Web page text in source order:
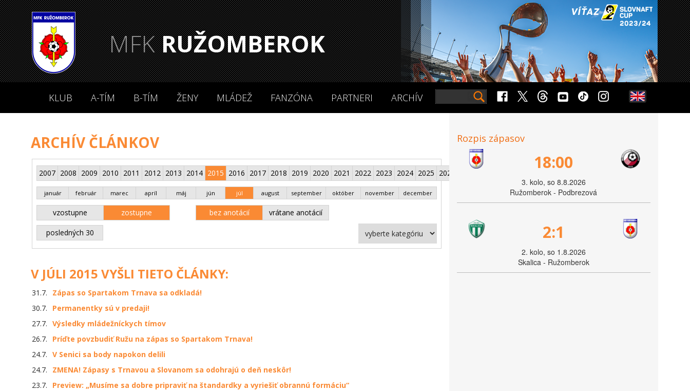
MFKRUŽOMBEROK
KLUB A-TÍM B-TÍM ŽENY MLÁDEŽ FANZÓNA PARTNERI ARCHÍV
ARCHÍV ČLÁNKOV
2007 2008 2009 2010 2011 2012 2013 2014 2015 2016 2017 2018 2019 2020 2021 2022 2023 2024 2025 2026
január február marec apríl máj jún júl august september október november december
vzostupne zostupne bez anotácií vrátane anotácií
posledných 30
V JÚLI 2015 VYŠLI TIETO ČLÁNKY:
31.7.
Zápas so Spartakom Trnava sa odkladá!
30.7.
Permanentky sú v predaji!
27.7. Výsledky mládežníckych tímov
26.7.
Príďte povzbudiť Ružu na zápas so Spartakom Trnava!
24.7. V Senici sa body napokon delili
24.7.
ZMENA! Zápasy s Trnavou a Slovanom sa odohrajú o deň neskôr!
23.7.
Preview: „Musíme sa dobre pripraviť na štandardky a vyriešiť obrannú formáciu“
Rozpis zápasov
18:00
3. kolo, so 8.8.2026
Ružomberok - Podbrezová
2:1
2. kolo, so 1.8.2026
Skalica - Ružomberok